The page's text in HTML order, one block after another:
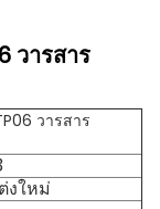
วารสาร
วารสาร
งใหม่